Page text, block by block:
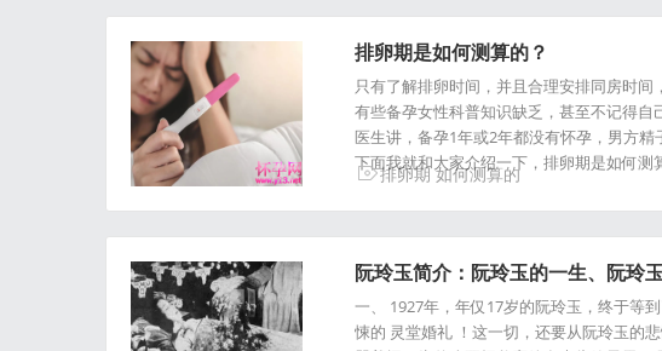
排卵期是如何测算的？
只有了解排卵时间，并且合理安排同房时
有些备孕女性科普知识缺乏，甚至不记得
医生讲，备孕1年或2年都没有怀孕，男方
下面我就和大家介绍一下，排卵期是如何测
排卵期 如何测算的
阮玲玉简介：阮玲玉的一生、阮玲
一、 1927年，年仅17岁的阮玲玉，终于等
悚的 灵堂婚礼 ！这一切，还要从阮玲玉的